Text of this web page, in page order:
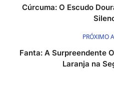
Cúrcuma: O Escudo
PRÓXIMO
Fanta: A Surpreendente
Laranja na